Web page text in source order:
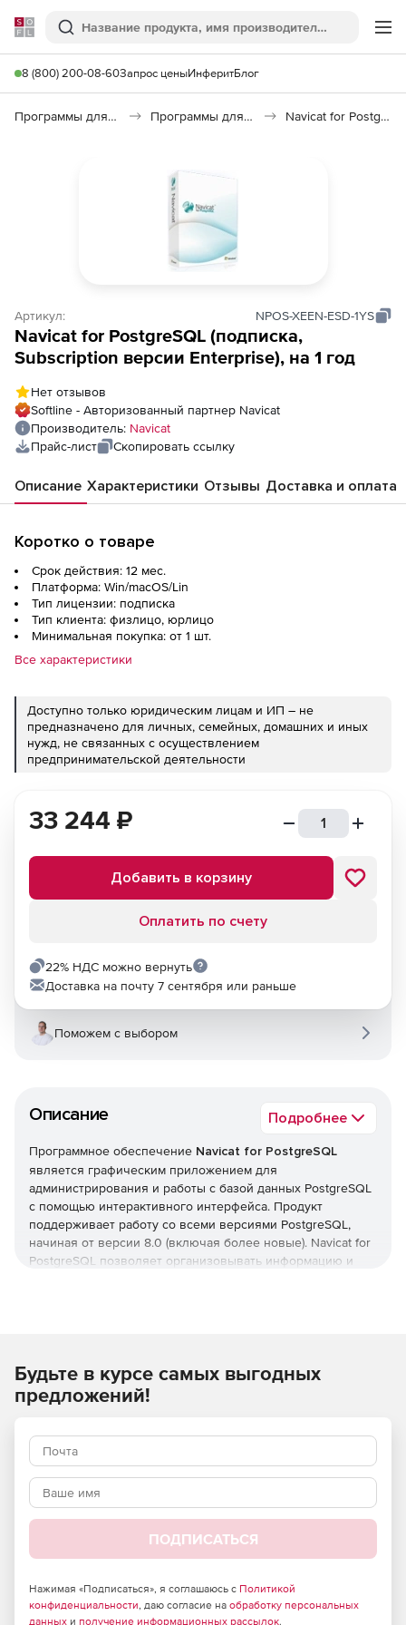
Softline
Поиск
8 (800) 200-08-60Запрос ценыИнферитБлог
Программы для программирования Программы для работы с базами данных Navicat for PostgreSQL
Артикул: NPOS-XEEN-ESD-1YS
Navicat for PostgreSQL (подписка,
Subscription версии Enterprise), на 1 год
Нет отзывов
Softline - Авторизованный партнер Navicat
Производитель: Navicat
Прайс-лист
Скопировать ссылку
Описание Характеристики Отзывы Доставка и оплата
Коротко о товаре
Срок действия: 12 мес.
Платформа: Win/macOS/Lin
Тип лицензии: подписка
Тип клиента: физлицо, юрлицо
Минимальная покупка: от 1 шт.
Все характеристики
Доступно только юридическим лицам и ИП – не
предназначено для личных, семейных, домашних и иных
нужд, не связанных с осуществлением
предпринимательской деятельности
Описание Подробнее
Программное обеспечение Navicat for PostgreSQL
является графическим приложением для
администрирования и работы с базой данных PostgreSQL
с помощью интерактивного интерфейса. Продукт
поддерживает работу со всеми версиями PostgreSQL,
начиная от версии 8.0 (включая более новые). Navicat for
PostgreSQL позволяет организовывать информацию и
экспорта, создание резервных копий и восстановление
данных. Продукт поддерживает несколько соединений
для локальных и удаленных PostgreSQL серверов. Navicat
Windows, Mac OS X and Linux.
Основные возможности:
Создание и запуск SQL-запросов.
33 244 ₽
Добавить в корзину
Оплатить по счету
22% НДС можно вернуть
Доставка на почту 7 сентября или раньше
Поможем с выбором
Будьте в курсе самых выгодных
предложений!
ПОДПИСАТЬСЯ
Нажимая «Подписаться», я соглашаюсь с Политикой
конфиденциальности, даю согласие на обработку персональных
данных и получение информационных рассылок.